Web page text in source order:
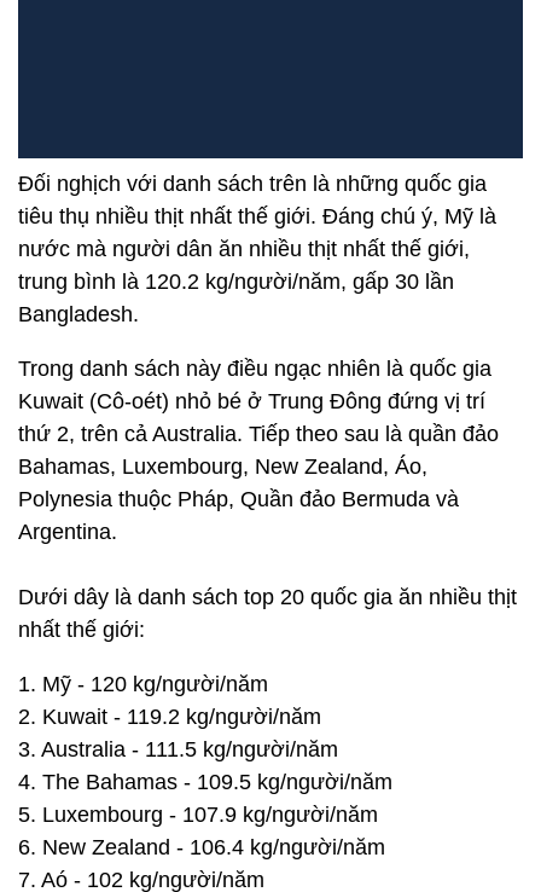
Đối nghịch với danh sách trên là những quốc gia
tiêu thụ nhiều thịt nhất thế giới. Đáng chú ý, Mỹ là
nước mà người dân ăn nhiều thịt nhất thế giới,
trung bình là 120.2 kg/người/năm, gấp 30 lần
Bangladesh.
Trong danh sách này điều ngạc nhiên là quốc gia
Kuwait (Cô-oét) nhỏ bé ở Trung Đông đứng vị trí
thứ 2, trên cả Australia. Tiếp theo sau là quần đảo
Bahamas, Luxembourg, New Zealand, Áo,
Polynesia thuộc Pháp, Quần đảo Bermuda và
Argentina.
Dưới dây là danh sách top 20 quốc gia ăn nhiều thịt
nhất thế giới:
1. Mỹ - 120 kg/người/năm
2. Kuwait - 119.2 kg/người/năm
3. Australia - 111.5 kg/người/năm
4. The Bahamas - 109.5 kg/người/năm
5. Luxembourg - 107.9 kg/người/năm
6. New Zealand - 106.4 kg/người/năm
7. Aó - 102 kg/người/năm